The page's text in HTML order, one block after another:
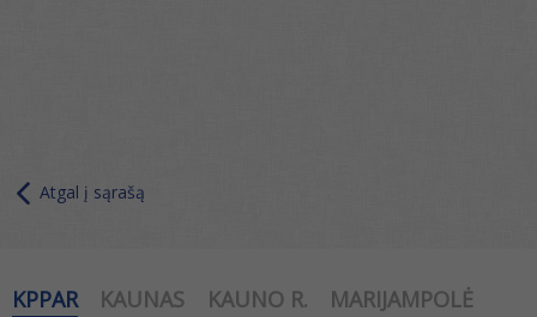
Atgal į sąrašą
KPPAR KAUNAS KAUNO R.
MARIJAMPOLĖ